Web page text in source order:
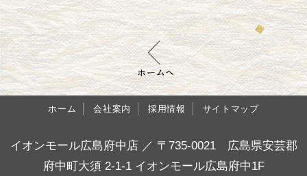
ホーム 会社案内 採用情報 サイトマップ
イオンモール広島府中店 ／ 〒735-0021 広島県安芸郡
府中町大須 2-1-1 イオンモール広島府中1F